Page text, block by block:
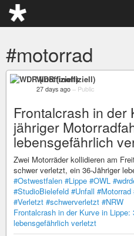
#motorrad
WDR (inoffiziell)
27 days ago – Public
Frontalcrash in der
jähriger
lebensgefährlich
Zwei Motorräder kollidieren am
schwer verletzt, ein 36-Jähriger
#Ostwestfalen #Lippe #OWL
#StudioBielefeld #Unfall #Motorrad
#Verletzt #schwerverletzt #NRW
Frontalcrash in der Kurve in Lippe:
lebensgefährlich verletzt